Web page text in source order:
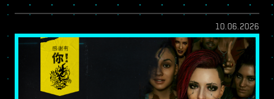
10.06.2026